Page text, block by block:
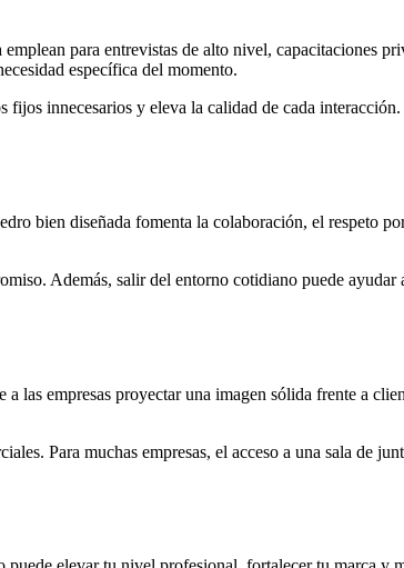
para entrevistas de alto nivel, capacitaciones
específica del momento.
fijos innecesarios y eleva la calidad de cada
bien diseñada fomenta la colaboración, el respeto
Además, salir del entorno cotidiano puede ayudar
empresas proyectar una imagen sólida frente a
Para muchas empresas, el acceso a una sala de